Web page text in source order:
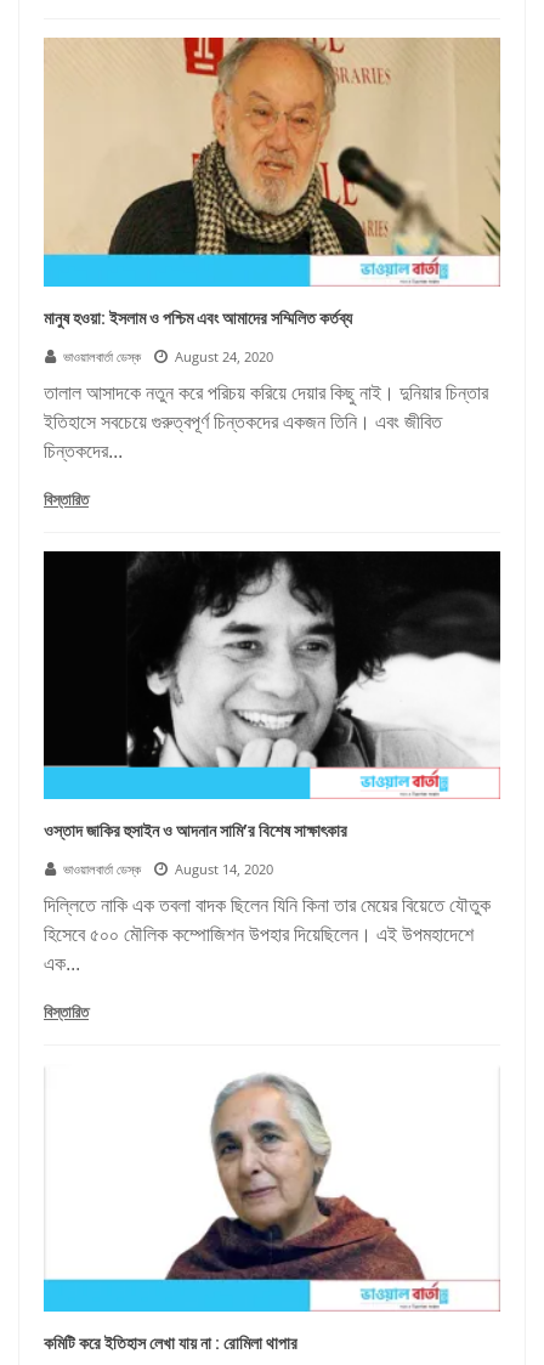
মানুষ হওয়া: ইসলাম ও পশ্চিম এবং আমাদের সম্মিলিত কর্তব্য
ভাওয়ালবার্তা ডেস্ক August 24, 2020
তালাল আসাদকে নতুন করে পরিচয় করিয়ে দেয়ার কিছু নাই। দুনিয়ার চিন্তার
ইতিহাসে সবচেয়ে গুরুত্বপূর্ণ চিন্তকদের একজন তিনি। এবং জীবিত
চিন্তকদের...
বিস্তারিত
ওস্তাদ জাকির হুসাইন ও আদনান সামি’র বিশেষ সাক্ষাৎকার
ভাওয়ালবার্তা ডেস্ক August 14, 2020
দিল্লিতে নাকি এক তবলা বাদক ছিলেন যিনি কিনা তার মেয়ের বিয়েতে যৌতুক
হিসেবে ৫০০ মৌলিক কম্পোজিশন উপহার দিয়েছিলেন। এই উপমহাদেশে
এক...
বিস্তারিত
কমিটি করে ইতিহাস লেখা যায় না : রোমিলা থাপার